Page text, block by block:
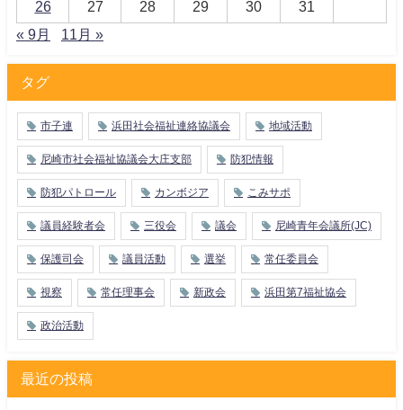
26 27 28 29 30
31
« 9月
11月 »
タグ
市子連 浜田社会福祉連絡協議会 地域活動
尼崎市社会福祉協議会大庄支部 防犯情報
防犯パトロール カンボジア こみサポ
議員経験者会 三役会 議会 尼崎青年会議所(JC)
保護司会 議員活動 選挙 常任委員会
視察 常任理事会 新政会 浜田第7福祉協会
政治活動
最近の投稿